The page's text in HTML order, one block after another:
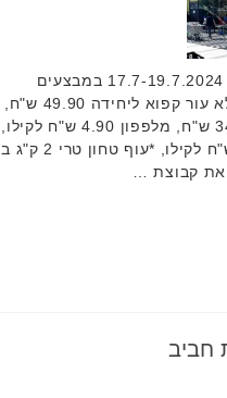
רשת חביב סוגרת את הסוף שבוע 17.7-19.7.2024 במבצעים
מיוחדים. לדוגמא: סלמון מנות ללא עור קפוא ליחידה 49.90 ש"ח,
*שמן זית צור יצחק 750 מ"ל 34.90 ש"ח, מלפפון 4.90 ש"ח לקילו,
גזר/כרוב לבן/כרוב אדום ב 2.90 ש"ח לקילו, *עוף טחון טרי 2 ק"ג ב
חביב